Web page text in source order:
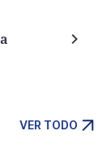
VER TODO